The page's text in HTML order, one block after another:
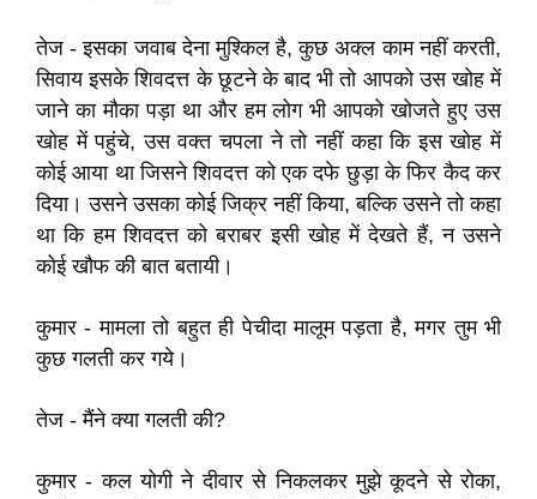
तेज - इसका जवाब देना मुश्किल है, कुछ अक्ल काम नहीं करती,
सिवाय इसके शिवदत्त के छूटने के बाद भी तो आपको उस खोह में
जाने का मौका पड़ा था और हम लोग भी आपको खोजते हुए उस
खोह में पहुंचे, उस वक्त चपला ने तो नहीं कहा कि इस खोह में
कोई आया था जिसने शिवदत्त को एक दफे छुड़ा के फिर कैद कर
दिया। उसने उसका कोई जिक्र नहीं किया, बल्कि उसने तो कहा
था कि हम शिवदत्त को बराबर इसी खोह में देखते हैं, न उसने
कोई खौफ की बात बतायी।
कुमार - मामला तो बहुत ही पेचीदा मालूम पड़ता है, मगर तुम भी
कुछ गलती कर गये।
तेज - मैंने क्या गलती की?
कुमार - कल योगी ने दीवार से निकलकर मुझे कूदने से रोका,